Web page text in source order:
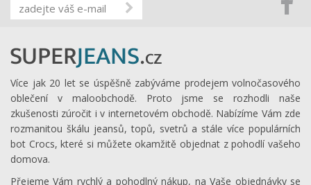
Více jak 20 let se úspěšně zabýváme prodejem volnočasového
oblečení v maloobchodě. Proto jsme se rozhodli naše
zkušenosti zúročit i v internetovém obchodě. Nabízíme Vám zde
rozmanitou škálu jeansů, topů, svetrů a stále více populárních
bot Crocs, které si můžete okamžitě objednat z pohodlí vašeho
domova.
Přejeme Vám rychlý a pohodlný nákup, na Vaše objednávky se